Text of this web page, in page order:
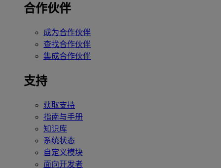
合作伙伴
成为合作伙伴
查找合作伙伴
集成合作伙伴
支持
获取支持
指南与手册
知识库
系统状态
自定义模块
面向开发者